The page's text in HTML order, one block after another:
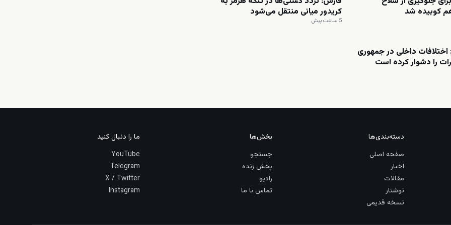
کوبیده شد
کریدور میانی منتقل می‌شود
5 ساعت پیش
داخلی در جمهوری
را دشوار کرده است
دسته‌بندی‌ها
صفحه اصلی
اخبار
مقالات
نوشتار
نسخه قدیمی
بخش‌ها
جستجو
پخش زنده
رادیو
تماس با ما
ما را دنبال کنید
YouTube
Telegram
X / Twitter
Instagram